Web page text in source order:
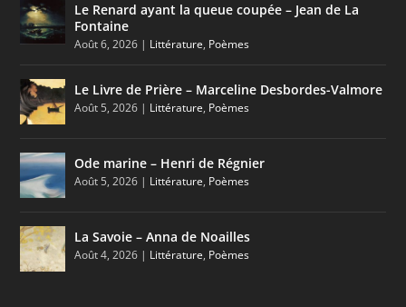
Le Renard ayant la queue coupée – Jean de La
Fontaine
Août 6, 2026 | Littérature, Poèmes
Le Livre de Prière – Marceline Desbordes-Valmore
Août 5, 2026 | Littérature, Poèmes
Ode marine – Henri de Régnier
Août 5, 2026 | Littérature, Poèmes
La Savoie – Anna de Noailles
Août 4, 2026 | Littérature, Poèmes